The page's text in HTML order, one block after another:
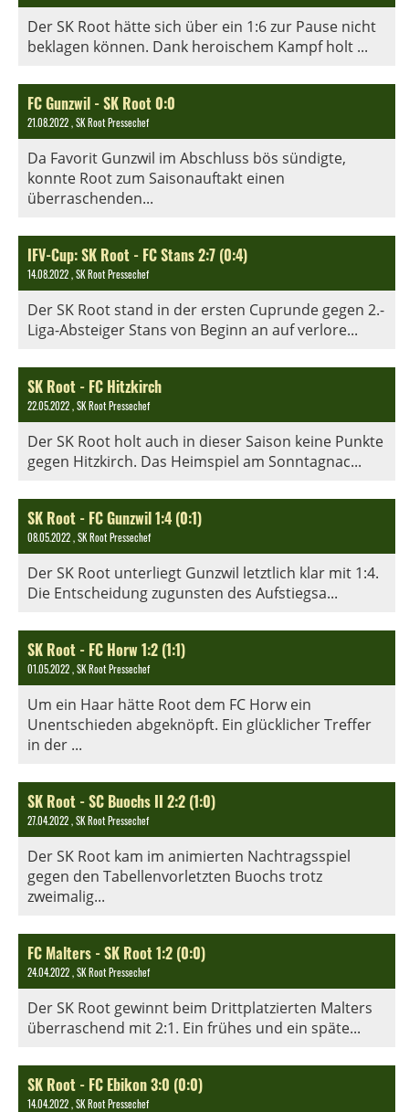
Der SK Root hätte sich über ein 1:6 zur Pause nicht
beklagen können. Dank heroischem Kampf holt ...
FC Gunzwil - SK Root 0:0
21.08.2022, SK Root Pressechef
Da Favorit Gunzwil im Abschluss bös sündigte,
konnte Root zum Saisonauftakt einen
überraschenden...
IFV-Cup: SK Root - FC Stans 2:7 (0:4)
14.08.2022, SK Root Pressechef
Der SK Root stand in der ersten Cuprunde gegen 2.-
Liga-Absteiger Stans von Beginn an auf verlore...
SK Root - FC Hitzkirch
22.05.2022, SK Root Pressechef
Der SK Root holt auch in dieser Saison keine Punkte
gegen Hitzkirch. Das Heimspiel am Sonntagnac...
SK Root - FC Gunzwil 1:4 (0:1)
08.05.2022, SK Root Pressechef
Der SK Root unterliegt Gunzwil letztlich klar mit 1:4.
Die Entscheidung zugunsten des Aufstiegsa...
SK Root - FC Horw 1:2 (1:1)
01.05.2022, SK Root Pressechef
Um ein Haar hätte Root dem FC Horw ein
Unentschieden abgeknöpft. Ein glücklicher Treffer
in der ...
SK Root - SC Buochs II 2:2 (1:0)
27.04.2022, SK Root Pressechef
Der SK Root kam im animierten Nachtragsspiel
gegen den Tabellenvorletzten Buochs trotz
zweimalig...
FC Malters - SK Root 1:2 (0:0)
24.04.2022, SK Root Pressechef
Der SK Root gewinnt beim Drittplatzierten Malters
überraschend mit 2:1. Ein frühes und ein späte...
SK Root - FC Ebikon 3:0 (0:0)
14.04.2022, SK Root Pressechef